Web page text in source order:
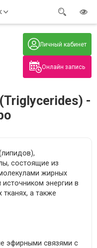
Онлайн запись
Личный кабинет
Телефон:
+7 (914) 579-77-99
Нажмите на номер, чтобы
позвонить
-
состоящие из
жирных
энергии в
а также
эфирными связями с